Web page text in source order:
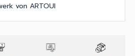
von ARTOUI